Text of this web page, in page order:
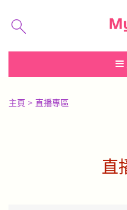
主頁 直播專區
直